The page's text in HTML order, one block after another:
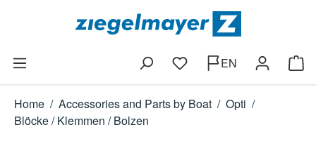
Skip to main content
You have 0 wishlist items
EN
Home / Accessories and Parts by Boat / Opti /
Blöcke / Klemmen / Bolzen